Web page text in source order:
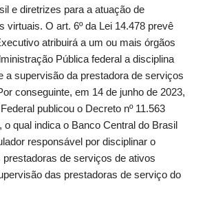
e diretrizes para a atuação de
virtuais. O art. 6º da Lei 14.478 prevê
atribuirá a um ou mais órgãos
Pública federal a disciplina
a supervisão da prestadora de serviços
conseguinte, em 14 de junho de 2023,
publicou o Decreto nº 11.563
o qual indica o Banco Central do Brasil
responsável por disciplinar o
de serviços de ativos
das prestadoras de serviço do